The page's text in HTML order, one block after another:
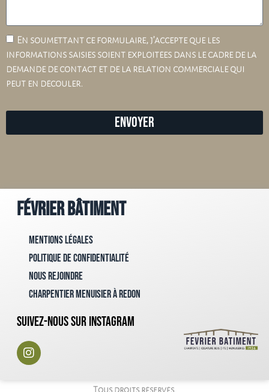
En soumettant ce formulaire, j’accepte que les
informations saisies soient exploitées dans le cadre de la
demande de contact et de la relation commerciale qui
peut en découler.
Envoyer
Février Bâtiment
Mentions Légales
Politique de confidentialité
Nous rejoindre
Charpentier menuisier à Redon
Suivez-nous sur instagram
Tous droits réservés.